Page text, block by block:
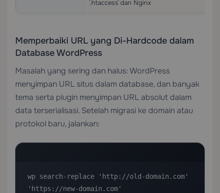
`.htaccess` dan Nginx
Memperbaiki URL yang Di-Hardcode dalam
Database WordPress
Masalah yang sering dan halus: WordPress
menyimpan URL situs dalam database, dan banyak
tema serta plugin menyimpan URL absolut dalam
data terserialisasi. Setelah migrasi ke domain atau
protokol baru, jalankan:
wp search-replace 'http://old-domain.com'
'https://new-domain.com'